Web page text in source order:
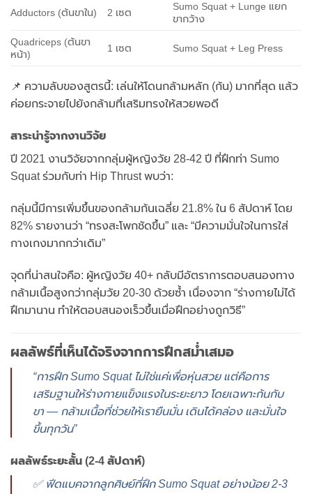
Adductors (ต้นขาใน) 2 เซต
Sumo Squat + Lunge แยก
ขากว้าง
Quadriceps (ต้นขา
หน้า)
1 เซต Sumo Squat + Leg Press
📌 ความลับของสูตรนี้: เล่นให้โดนกล้ามหลัก (ก้น) มากที่สุด แล้ว
ค่อยกระจายไปยังกล้ามที่เสริมทรงให้สวยพอดี
สาระน่ารู้จากงานวิจัย
ปี 2021 งานวิจัยจากกลุ่มผู้หญิงวัย 28-42 ปี ที่ฝึกท่า Sumo
Squat ร่วมกับท่า Hip Thrust พบว่า:
กลุ่มนี้มีการเพิ่มขึ้นของกล้ามก้นเฉลี่ย 21.8% ใน 6 สัปดาห์ โดย
82% รายงานว่า “ทรงสะโพกชัดขึ้น” และ “มีความมั่นใจในการใส่
กางเกงมากกว่าเดิม”
จุดที่น่าสนใจคือ: ผู้หญิงวัย 40+ กลับมีอัตราการตอบสนองทาง
กล้ามเนื้อสูงกว่ากลุ่มวัย 20-30 ด้วยซ้ำ เนื่องจาก “ร่างกายไม่ได้
ฝึกมานาน ทำให้ตอบสนองเร็วขึ้นเมื่อฝึกอย่างถูกวิธี”
ผลลัพธ์ที่เห็นได้จริงจากการฝึกสม่ำเสมอ
“การฝึก Sumo Squat ไม่ใช่แค่เพื่อหุ่นสวย แต่คือการ
เสริมฐานให้ร่างกายแข็งแรงในระยะยาว โดยเฉพาะก้นกับ
ขา — กล้ามเนื้อที่ช่วยให้เรายืนมั่น เดินได้คล่อง และมั่นใจ
ขึ้นทุกวัน”
ผลลัพธ์ระยะสั้น (2-4 สัปดาห์)
✅ ฟีดแบคจากลูกศิษย์ที่ฝึก Sumo Squat อย่างน้อย 2-3